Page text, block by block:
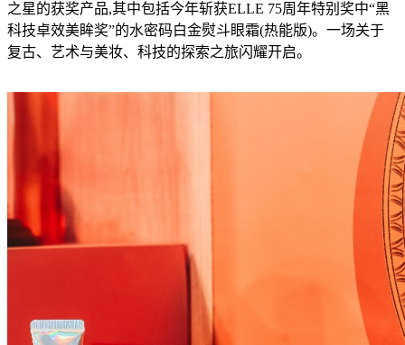
之星的获奖产品,其中包括今年斩获ELLE 75周年特别奖中“黑
科技卓效美眸奖”的水密码白金熨斗眼霜(热能版)。一场关于
复古、艺术与美妆、科技的探索之旅闪耀开启。